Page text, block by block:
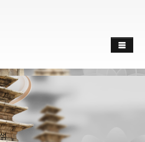
5
5